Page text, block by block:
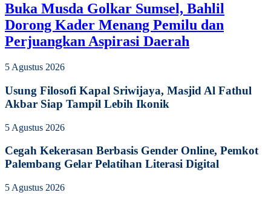
Buka Musda Golkar Sumsel, Bahlil
Dorong Kader Menang Pemilu dan
Perjuangkan Aspirasi Daerah
5 Agustus 2026
Usung Filosofi Kapal Sriwijaya, Masjid Al Fathul
Akbar Siap Tampil Lebih Ikonik
5 Agustus 2026
Cegah Kekerasan Berbasis Gender Online, Pemkot
Palembang Gelar Pelatihan Literasi Digital
5 Agustus 2026